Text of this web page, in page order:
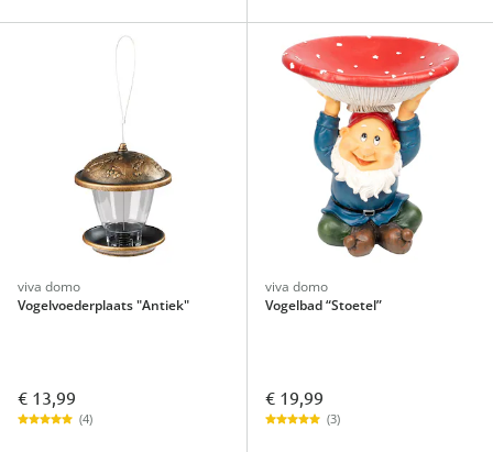
viva domo
Vogelvoederplaats "Antiek"
€ 13,99
(4)
viva domo
Vogelbad “Stoetel”
€ 19,99
(3)